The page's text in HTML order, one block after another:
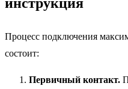
инструкция
Процесс подключения
состоит:
Первичный контакт.